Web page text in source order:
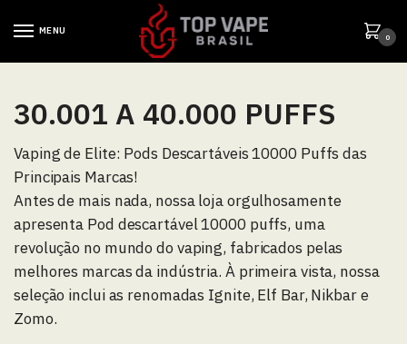
MENU
0
30.001 A 40.000 PUFFS
Vaping de Elite: Pods Descartáveis 10000 Puffs das
Principais Marcas!
Antes de mais nada, nossa loja orgulhosamente
apresenta Pod descartável 10000 puffs, uma
revolução no mundo do vaping, fabricados pelas
melhores marcas da indústria. À primeira vista, nossa
seleção inclui as renomadas Ignite, Elf Bar, Nikbar e
Zomo.